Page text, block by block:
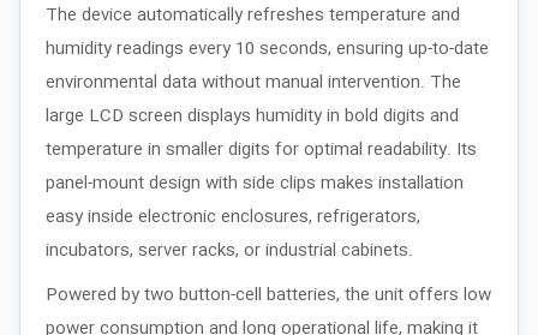
The device automatically refreshes temperature and
humidity readings every 10 seconds, ensuring up-to-date
environmental data without manual intervention. The
large LCD screen displays humidity in bold digits and
temperature in smaller digits for optimal readability. Its
panel-mount design with side clips makes installation
easy inside electronic enclosures, refrigerators,
incubators, server racks, or industrial cabinets.
Powered by two button-cell batteries, the unit offers low
power consumption and long operational life, making it